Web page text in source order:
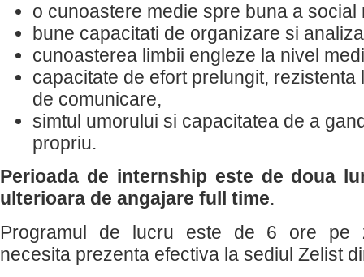
o cunoastere medie spre buna a social
bune capacitati de organizare si
cunoasterea limbii engleze la nivel
capacitate de efort prelungit, rezistenta
de comunicare,
simtul umorului si capacitatea de a
propriu.
Perioada de internship este de doua
ulterioara de angajare full time.
Programul de lucru este de 6 ore pe
necesita prezenta efectiva la sediul Zelist